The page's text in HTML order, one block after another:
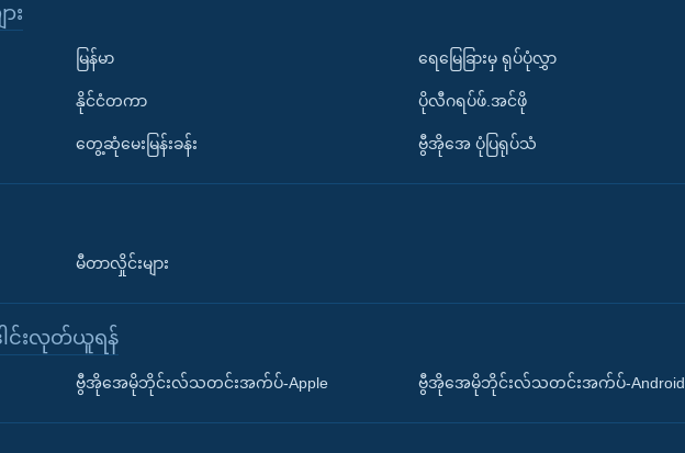
း
မြန်မာ
နိုင်ငံတကာ
တွေ့ဆုံမေးမြန်းခန်း
ရေမြေခြားမှ ရုပ်ပုံလွှာ
ပိုလီဂရပ်ဖ်.အင်ဖို
ဗွီအိုအေ ပုံပြရုပ်သံ
မီတာလှိုင်းများ
င်းလုတ်ယူရန်
ဗွီအိုအေမိုဘိုင်းလ်သတင်းအက်ပ်-Apple ဗွီအိုအေမိုဘိုင်းလ်သတင်းအက်ပ်-Android